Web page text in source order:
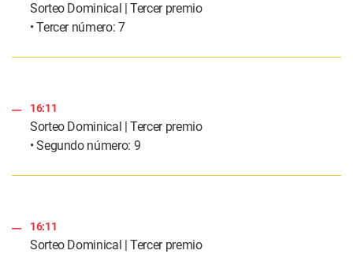
Sorteo Dominical | Tercer premio
• Tercer número: 7
16:11
Sorteo Dominical | Tercer premio
• Segundo número: 9
16:11
Sorteo Dominical | Tercer premio